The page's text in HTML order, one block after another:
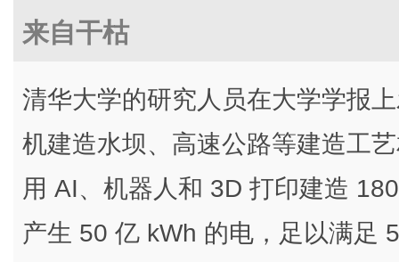
来自干枯
清华大学的研究人员在大学学报
机建造水坝、高速公路等建造工
用 AI、机器人和 3D 打印建造
产生 50 亿 kWh 的电，足以满足